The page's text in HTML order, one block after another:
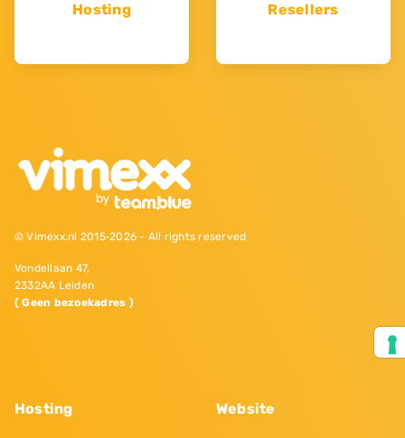
Hosting Resellers
© Vimexx.nl 2015‐2026 - All rights reserved
Vondellaan 47,
2332AA Leiden
( Geen bezoekadres )
Hosting Website